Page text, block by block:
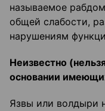
называемое
общей слабости,
нарушениям
Неизвестно
основании
Язвы или волдыри